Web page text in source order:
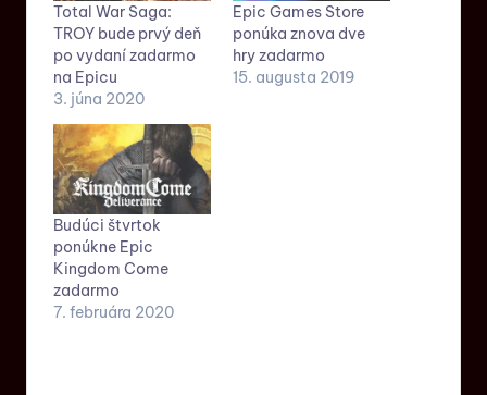
Total War Saga:
TROY bude prvý deň
po vydaní zadarmo
na Epicu
3. júna 2020
Epic Games Store
ponúka znova dve
hry zadarmo
15. augusta 2019
Budúci štvrtok
ponúkne Epic
Kingdom Come
zadarmo
7. februára 2020